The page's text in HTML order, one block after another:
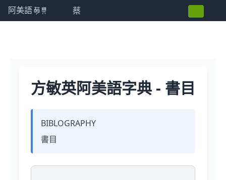
阿美語萌典 蔡
方敏英阿美語字典 - 書目
BIBLOGRAPHY
書目